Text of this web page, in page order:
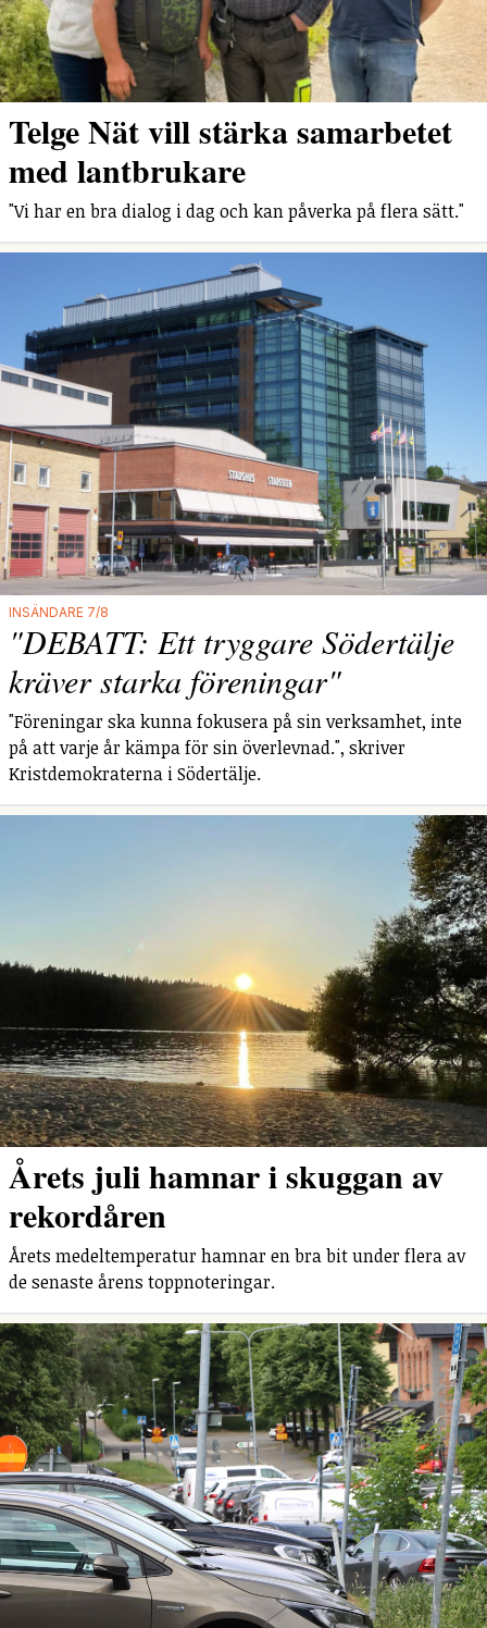
Telge Nät vill stärka samarbetet
med lantbrukare
"Vi har en bra dialog i dag och kan påverka på flera sätt."
INSÄNDARE 7/8
"DEBATT: Ett tryggare Södertälje
kräver starka föreningar"
"Föreningar ska kunna fokusera på sin verksamhet, inte
på att varje år kämpa för sin överlevnad.", skriver
Kristdemokraterna i Södertälje.
Årets juli hamnar i skuggan av
rekordåren
Årets medeltemperatur hamnar en bra bit under flera av
de senaste årens toppnoteringar.